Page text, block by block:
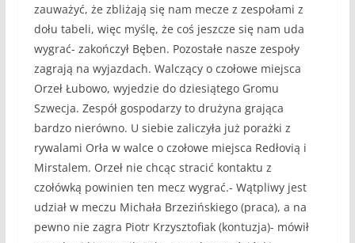
zauważyć, że zbliżają się nam mecze z zespołami z
dołu tabeli, więc myślę, że coś jeszcze się nam uda
wygrać- zakończył Bęben. Pozostałe nasze zespoły
zagrają na wyjazdach. Walczący o czołowe miejsca
Orzeł Łubowo, wyjedzie do dziesiątego Gromu
Szwecja. Zespół gospodarzy to drużyna grająca
bardzo nierówno. U siebie zaliczyła już porażki z
rywalami Orła w walce o czołowe miejsca Redłovią i
Mirstalem. Orzeł nie chcąc stracić kontaktu z
czołówką powinien ten mecz wygrać.- Wątpliwy jest
udział w meczu Michała Brzezińskiego (praca), a na
pewno nie zagra Piotr Krzysztofiak (kontuzja)- mówił